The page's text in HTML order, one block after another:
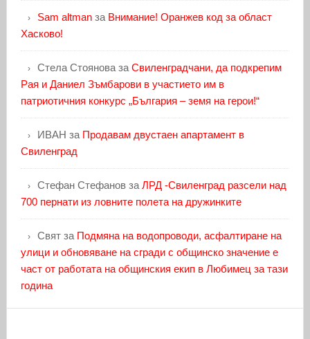
Sam altmanза Внимание! Оранжев код за област
Хасково!
Стела Стояноваза Свиленградчани, да подкрепим
Рая и Даниел Зъмбарови в участието им в
патриотичния конкурс „България – земя на герои!“
ИВАН за Продавам двустаен апартамент в
Свиленград
Стефан Стефановза ЛРД -Свиленград разсели над
700 пернати из ловните полета на дружинките
Святза Подмяна на водопроводи, асфалтиране на
улици и обновяване на сгради с общинско значение е
част от работата на общинския екип в Любимец за тази
година